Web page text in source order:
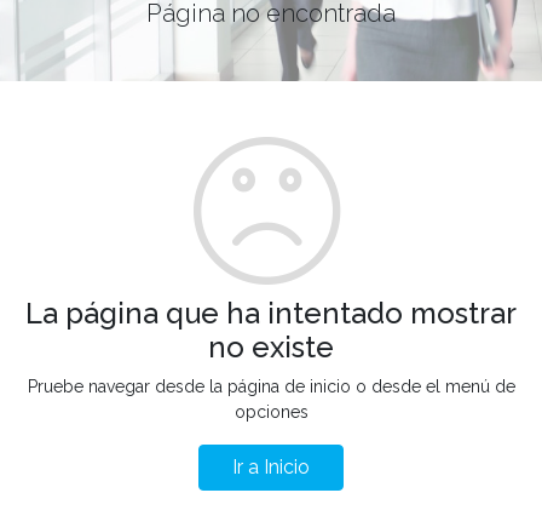
Página no encontrada
La página que ha intentado mostrar
no existe
Pruebe navegar desde la página de inicio o desde el menú de
opciones
Ir a Inicio